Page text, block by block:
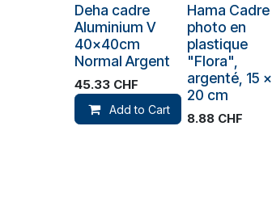
Deha cadre
Aluminium V
40x40cm
Normal Argent
45.33 CHF
Add to Cart
Plus de stock
Hama Cadre
photo en
plastique
"Flora",
argenté, 15 x
20 cm
8.88CHF